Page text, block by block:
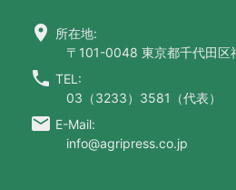
location_on 所在地:
〒101-0048 東京都千代田区
call TEL:
03（3233）3581（代表）
email E-Mail:
info@agripress.co.jp